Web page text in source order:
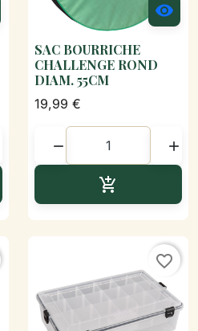

SAC BOURRICHE
CHALLENGE ROND
DIAM. 55CM
19,99 €
 

favorite_border